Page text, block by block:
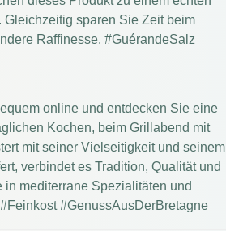
sparen Sie Zeit beim
Raffinesse. #GuérandeSalz
online und entdecken Sie eine
Kochen, beim Grillabend mit
mit seiner Vielseitigkeit und seinem
verbindet es Tradition, Qualität und
mediterrane Spezialitäten und
#GenussAusDerBretagne